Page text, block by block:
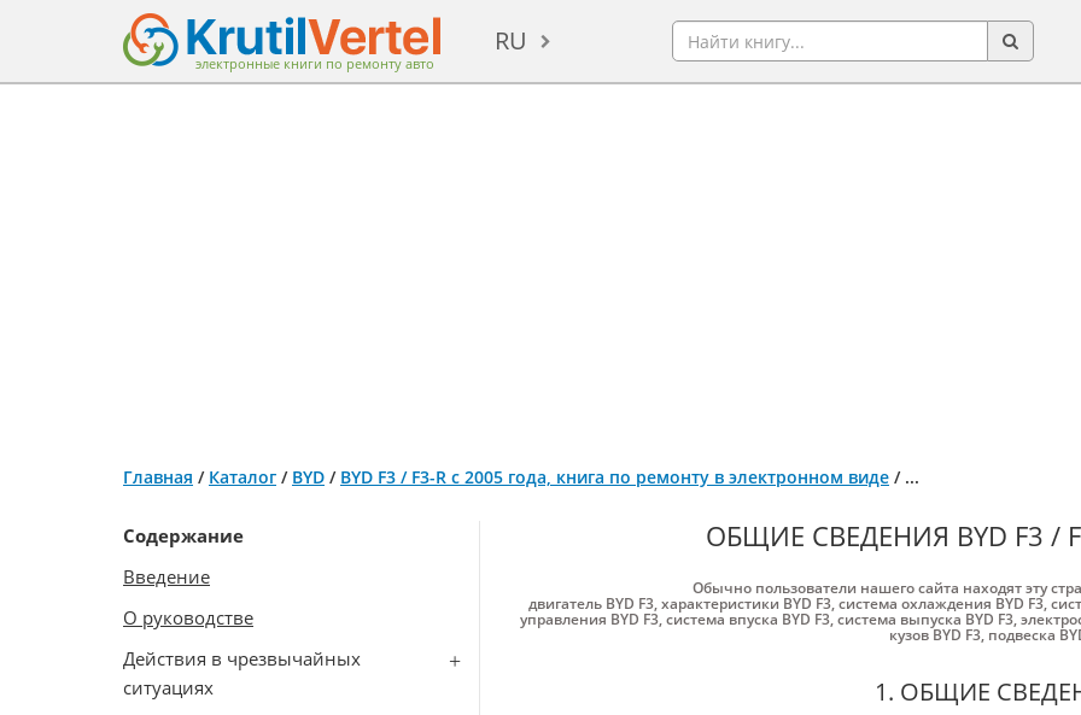
электронные книги по ремонту авто
RU
Главная / Каталог / BYD / BYD F3 / F3-R с 2005 года, книга по ремонту в электронном виде / ...
Содержание
Введение
О руководстве
Действия в чрезвычайных
ситуациях
ОБЩИЕ СВЕДЕНИЯ BYD F3 /
Обычно пользователи нашего сайта находят эту
двигатель BYD F3,характеристики BYD F3,система охлаждения BYD F3,
управления BYD F3,система впуска BYD F3,система выпуска BYD F3,
кузов BYD F3, подвеска
1. ОБЩИЕ